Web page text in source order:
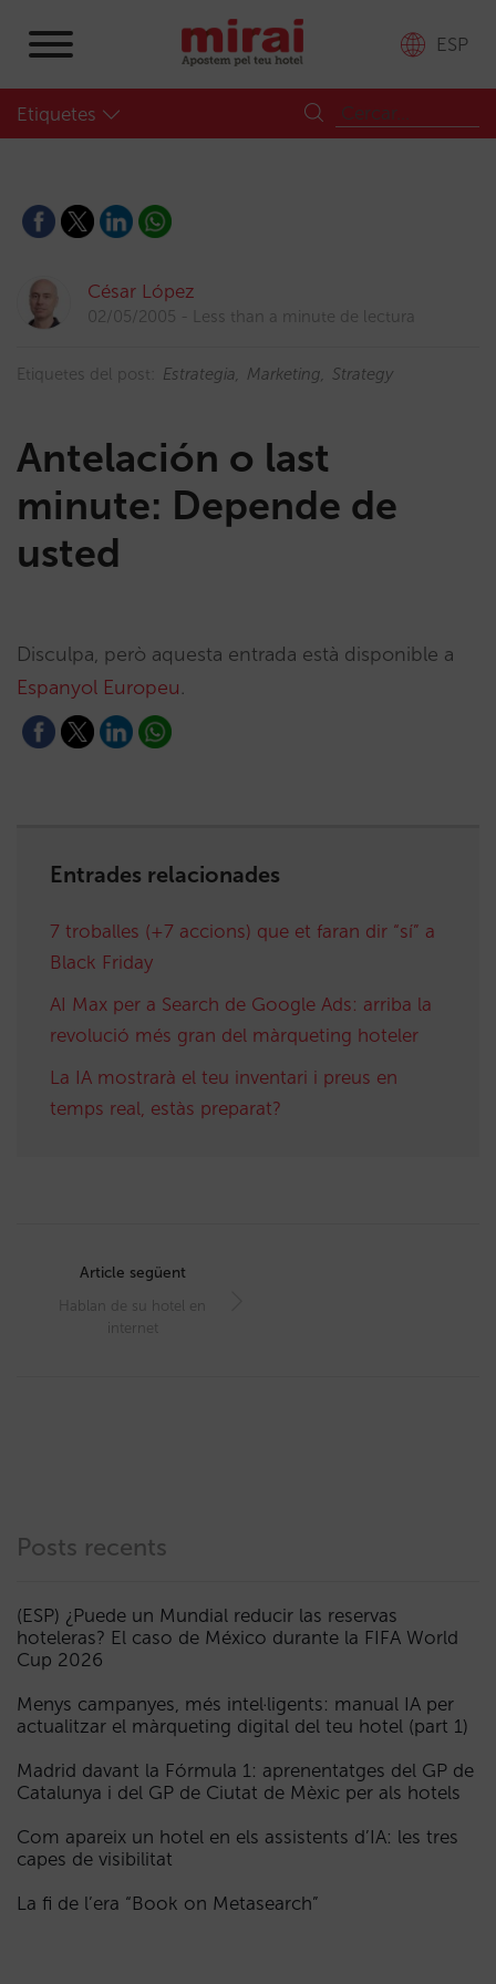
ESP
Etiquetes
César López
02/05/2005 Less than a minute de lectura
Etiquetes del post: Estrategia Marketing Strategy
Antelación o last
minute: Depende de
usted
Disculpa, però aquesta entrada està disponible a
Espanyol Europeu.
Entrades relacionades
7 troballes (+7 accions) que et faran dir “sí” a
Black Friday
AI Max per a Search de Google Ads: arriba la
revolució més gran del màrqueting hoteler
La IA mostrarà el teu inventari i preus en
temps real, estàs preparat?
navigation
Article següent
Hablan de su hotel en
internet
Posts recents
(ESP) ¿Puede un Mundial reducir las reservas
hoteleras? El caso de México durante la FIFA World
Cup 2026
Menys campanyes, més intel·ligents: manual IA per
actualitzar el màrqueting digital del teu hotel (part 1)
Madrid davant la Fórmula 1: aprenentatges del GP de
Catalunya i del GP de Ciutat de Mèxic per als hotels
Com apareix un hotel en els assistents d’IA: les tres
capes de visibilitat
La fi de l’era “Book on Metasearch”